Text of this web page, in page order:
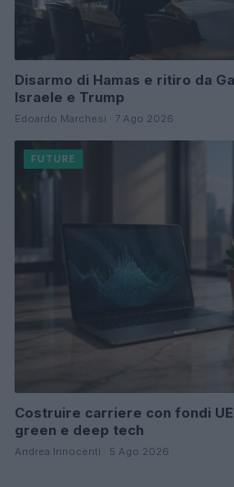
Disarmo di Hamas e ritiro da
Israele e Trump
Edoardo Marchesi · 7 Ago 2026
FUTURE
Costruire carriere con fondi
green e deep tech
Andrea Innocenti · 5 Ago 2026